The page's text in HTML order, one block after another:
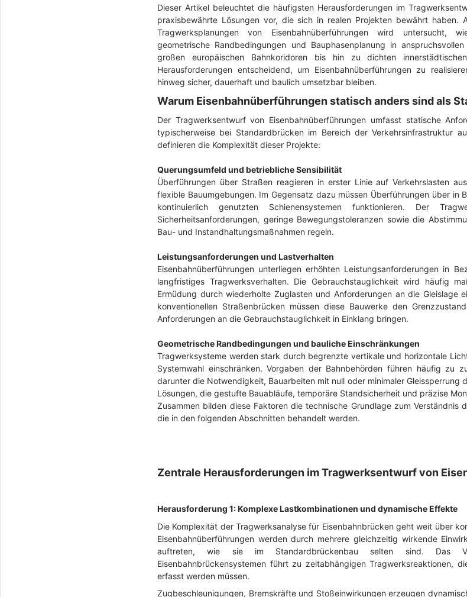
Dieser Artikel beleuchtet die häufigsten Herausforderungen im
praxisbewährte Lösungen vor, die sich in realen Projekten bewährt haben.
Tragwerksplanungen von Eisenbahnüberführungen wird untersucht,
geometrische Randbedingungen und Bauphasenplanung in
großen europäischen Bahnkoridoren bis hin zu dichten
Herausforderungen entscheidend, um Eisenbahnüberführungen zu
hinweg sicher, dauerhaft und baulich umsetzbar bleiben.
Warum Eisenbahnüberführungen statisch anders sind als
Der Tragwerksentwurf von Eisenbahnüberführungen umfasst statische
typischerweise bei Standardbrücken im Bereich der Verkehrsinfrastruktur
definieren die Komplexität dieser Projekte:
Querungsumfeld und betriebliche Sensibilität
Überführungen über Straßen reagieren in erster Linie auf Verkehrslasten
flexible Bauumgebungen. Im Gegensatz dazu müssen Überführungen über in
kontinuierlich genutzten Schienensystemen funktionieren. Der
Sicherheitsanforderungen, geringe Bewegungstoleranzen sowie die
Bau- und Instandhaltungsmaßnahmen regeln.
Leistungsanforderungen und Lastverhalten
Eisenbahnüberführungen unterliegen erhöhten Leistungsanforderungen in
langfristiges Tragwerksverhalten. Die Gebrauchstauglichkeit wird häufig
Ermüdung durch wiederholte Zuglasten und Anforderungen an die Gleislage
konventionellen Straßenbrücken müssen diese Bauwerke den
Anforderungen an die Gebrauchstauglichkeit in Einklang bringen.
Geometrische Randbedingungen und bauliche Einschränkungen
Tragwerksysteme werden stark durch begrenzte vertikale und horizontale
Systemwahl einschränken. Vorgaben der Bahnbehörden führen häufig zu
darunter die Notwendigkeit, Bauarbeiten mit null oder minimaler Gleissperrung
Lösungen, die gestufte Bauabläufe, temporäre Standsicherheit und präzise
Zusammen bilden diese Faktoren die technische Grundlage zum Verständnis
die in den folgenden Abschnitten behandelt werden.
Zentrale Herausforderungen im Tragwerksentwurf von
Herausforderung 1: Komplexe Lastkombinationen und dynamische Effekte
Die Komplexität der Tragwerksanalyse für Eisenbahnbrücken geht weit über
Eisenbahnüberführungen werden durch mehrere gleichzeitig wirkende
auftreten, wie sie im Standardbrückenbau selten sind. Das
Eisenbahnbrückensystemen führt zu zeitabhängigen Tragwerksreaktionen,
erfasst werden müssen.
Zugbeschleunigungen, Bremskräfte und Stoßeinwirkungen erzeugen